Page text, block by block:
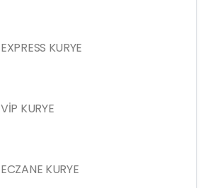
EXPRESS KURYE
VİP KURYE
ECZANE KURYE